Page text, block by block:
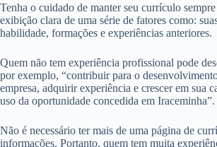
Tenha o cuidado de manter seu currículo
exibição clara de uma série de fatores como:
habilidade, formações e experiências anteriores.
Quem não tem experiência profissional pode
por exemplo, “contribuir para o
empresa, adquirir experiência e crescer em sua
uso da oportunidade concedida em Iraceminha”.
Não é necessário ter mais de uma página de
informações. Portanto, quem tem muita